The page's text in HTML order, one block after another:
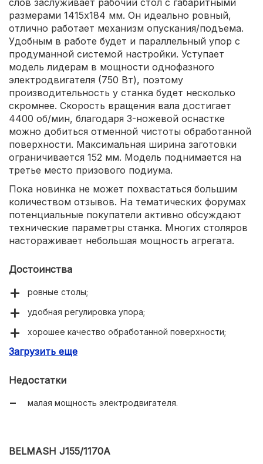
размерами 1415х184 мм. Он идеально ровный,
отлично работает механизм опускания/подъема.
Удобным в работе будет и параллельный упор с
продуманной системой настройки. Уступает
модель лидерам в мощности однофазного
электродвигателя (750 Вт), поэтому
производительность у станка будет несколько
скромнее. Скорость вращения вала достигает
4400 об/мин, благодаря 3-ножевой оснастке
можно добиться отменной чистоты обработанной
поверхности. Максимальная ширина заготовки
ограничивается 152 мм. Модель поднимается на
третье место призового подиума.
Пока новинка не может похвастаться большим
количеством отзывов. На тематических форумах
потенциальные покупатели активно обсуждают
технические параметры станка. Многих столяров
настораживает небольшая мощность агрегата.
Достоинства
ровные столы;
удобная регулировка упора;
хорошее качество обработанной поверхности;
надежность.
Загрузить еще
Недостатки
малая мощность электродвигателя.
BELMASH J155/1170A